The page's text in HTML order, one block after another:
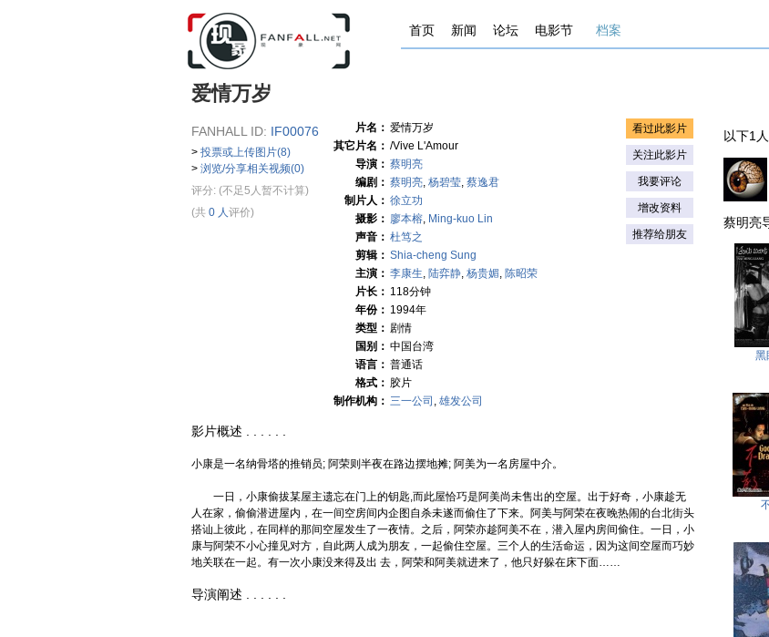
首页 新闻 论坛 电影节 档案
爱情万岁
FANHALL ID: IF00076
> 投票或上传图片(8)
> 浏览/分享相关视频(0)
评分: (不足5人暂不计算)
(共 0 人评价)
片名： 爱情万岁
其它片名： /Vive L'Amour
导演： 蔡明亮
编剧： 蔡明亮, 杨碧莹, 蔡逸君
制片人： 徐立功
摄影： 廖本榕, Ming-kuo Lin
声音： 杜笃之
剪辑： Shia-cheng Sung
主演： 李康生, 陆弈静, 杨贵媚, 陈昭荣
片长： 118分钟
年份： 1994年
类型： 剧情
国别： 中国台湾
语言： 普通话
格式： 胶片
制作机构： 三一公司 , 雄发公司
看过此影片
关注此影片
我要评论
增改资料
推荐给朋友
影片概述 . . . . . .
小康是一名纳骨塔的推销员; 阿荣则半夜在路边摆地摊; 阿美为一名房屋中介。
一日，小康偷拔某屋主遗忘在门上的钥匙,而此屋恰巧是阿美尚未售出的空屋。出于好奇，小康趁无
人在家，偷偷潜进屋内，在一间空房间内企图自杀未遂而偷住了下来。阿美与阿荣在夜晚热闹的台北街头
搭讪上彼此，在同样的那间空屋发生了一夜情。之后，阿荣亦趁阿美不在，潜入屋内房间偷住。一日，小
康与阿荣不小心撞见对方，自此两人成为朋友，一起偷住空屋。三个人的生活命运，因为这间空屋而巧妙
地关联在一起。有一次小康没来得及出 去，阿荣和阿美就进来了，他只好躲在床下面……
导演阐述 . . . . . .
以下1
蔡明亮
黑